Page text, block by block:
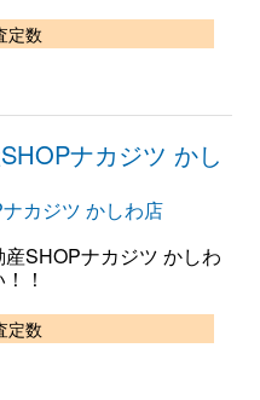
定数
カジツ かしわ店
SHOPナカジツ かしわ
！
定数